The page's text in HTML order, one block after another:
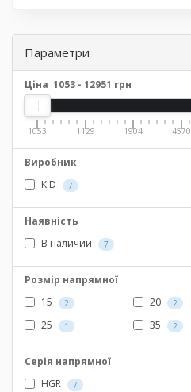
Параметри
Ціна 1053 - 12951 грн
1053 1129 1904 4570
Виробник
K.D
7
Наявність
В наличии
7
Розмір напрямної
15
2 20 2
25 1 35 2
Серія напрямної
HGR
7